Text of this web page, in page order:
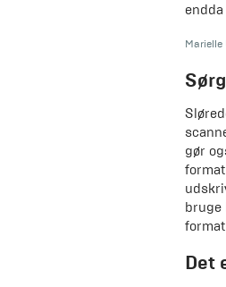
Marielle
gør
bruge
Det